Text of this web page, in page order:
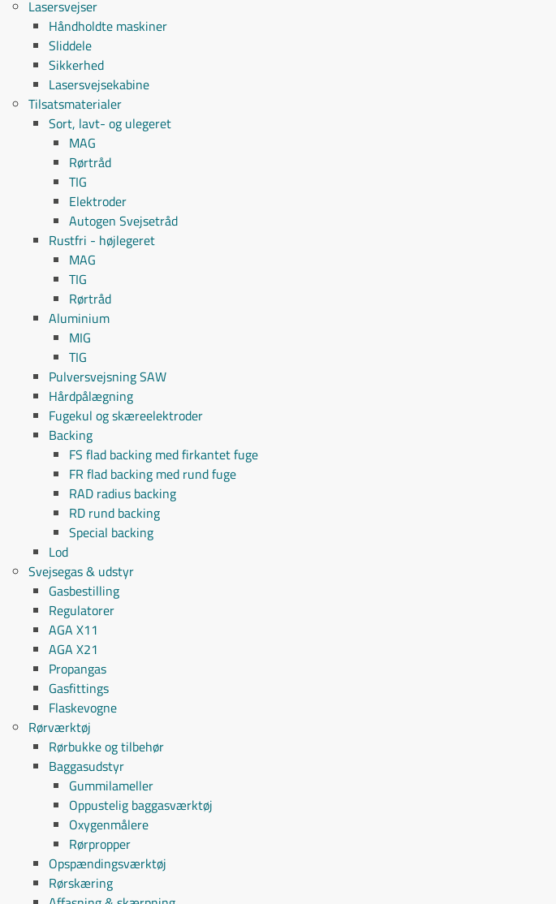
Lasersvejser
Håndholdte maskiner
Sliddele
Sikkerhed
Lasersvejsekabine
Tilsatsmaterialer
Sort, lavt- og ulegeret
MAG
Rørtråd
TIG
Elektroder
Autogen Svejsetråd
Rustfri - højlegeret
MAG
TIG
Rørtråd
Aluminium
MIG
TIG
Pulversvejsning SAW
Hårdpålægning
Fugekul og skæreelektroder
Backing
FS flad backing med firkantet fuge
FR flad backing med rund fuge
RAD radius backing
RD rund backing
Special backing
Lod
Svejsegas & udstyr
Gasbestilling
Regulatorer
AGA X11
AGA X21
Propangas
Gasfittings
Flaskevogne
Rørværktøj
Rørbukke og tilbehør
Baggasudstyr
Gummilameller
Oppustelig baggasværktøj
Oxygenmålere
Rørpropper
Opspændingsværktøj
Rørskæring